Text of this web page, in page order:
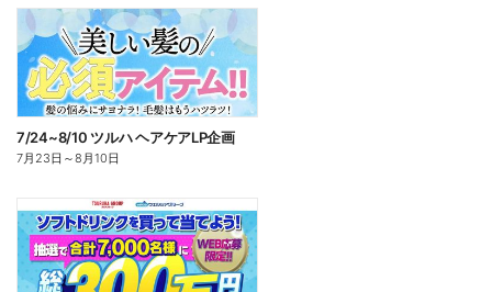
7/24~8/10 ツルハ ヘアケアLP企画
7月23日 ～8月10日